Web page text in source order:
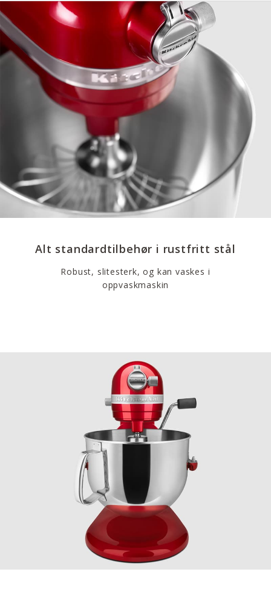
Alt standardtilbehør i rustfritt stål
Robust, slitesterk, og kan vaskes i
oppvaskmaskin